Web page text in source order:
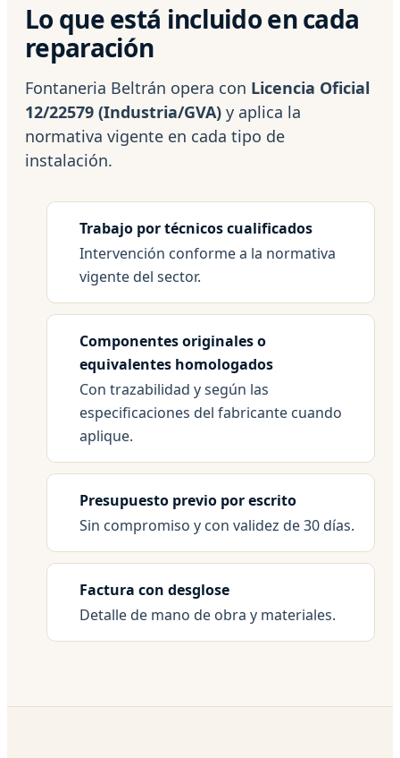
Lo que está incluido en cada
reparación
Fontaneria Beltrán opera con Licencia Oficial
12/22579 (Industria/GVA) y aplica la
normativa vigente en cada tipo de
instalación.
Trabajo por técnicos cualificados
Intervención conforme a la normativa
vigente del sector.
Componentes originales o
equivalentes homologados
Con trazabilidad y según las
especificaciones del fabricante cuando
aplique.
Presupuesto previo por escrito
Sin compromiso y con validez de 30 días.
Factura con desglose
Detalle de mano de obra y materiales.